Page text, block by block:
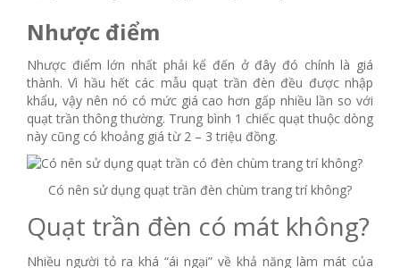
Nhược điểm
Nhược điểm lớn nhất phải kể đến ở đây đó chính là giá
thành. Vì hầu hết các mẫu quạt trần đèn đều được nhập
khẩu, vậy nên nó có mức giá cao hơn gấp nhiều lần so với
quạt trần thông thường. Trung bình 1 chiếc quạt thuộc dòng
này cũng có khoảng giá từ 2 – 3 triệu đồng.
Có nên sử dụng quạt trần đèn chùm trang trí không?
Quạt trần đèn có mát không?
Nhiều người tỏ ra khá “ái ngại” về khả năng làm mát của